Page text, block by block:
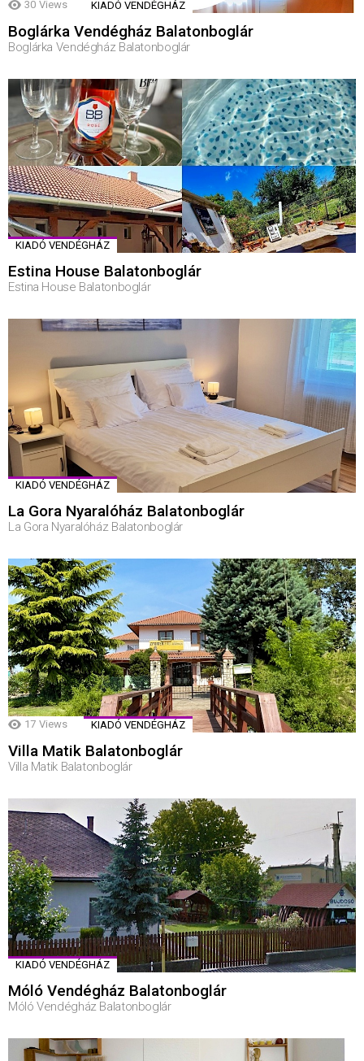
30 Views KIADÓ VENDÉGHÁZ
Boglárka Vendégház Balatonboglár
Boglárka Vendégház Balatonboglár
KIADÓ VENDÉGHÁZ
Estina House Balatonboglár
Estina House Balatonboglár
KIADÓ VENDÉGHÁZ
La Gora Nyaralóház Balatonboglár
La Gora Nyaralóház Balatonboglár
17 Views KIADÓ VENDÉGHÁZ
Villa Matik Balatonboglár
Villa Matik Balatonboglár
KIADÓ VENDÉGHÁZ
Móló Vendégház Balatonboglár
Móló Vendégház Balatonboglár